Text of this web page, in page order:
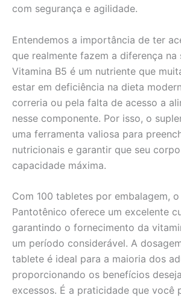
com segurança e agilidade.
Entendemos a importância de ter
que realmente fazem a diferença na
Vitamina B5 é um nutriente que
estar em deficiência na dieta
correria ou pela falta de acesso a
nesse componente. Por isso, o
uma ferramenta valiosa para
nutricionais e garantir que seu
capacidade máxima.
Com 100 tabletes por embalagem,
Pantotênico oferece um excelente
garantindo o fornecimento da
um período considerável. A
tablete é ideal para a maioria dos
proporcionando os benefícios
excessos. É a praticidade que você